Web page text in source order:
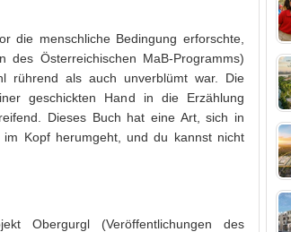
die menschliche Bedingung erforschte,
des Österreichischen MaB-Programms)
rührend als auch unverblümt war. Die
geschickten Hand in die Erzählung
Dieses Buch hat eine Art, sich in
Kopf herumgeht, und du kannst nicht
Obergurgl (Veröffentlichungen des